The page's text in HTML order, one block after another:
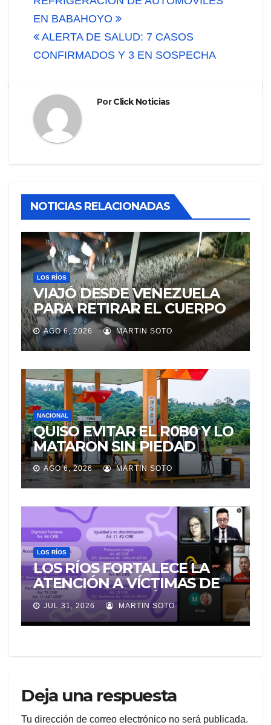
entradas
EN BABAHOYO
ALERTA DE SALUD: 7 CASOS
CONFIRMADOS Y 3 EN SOSPECHA
PorClick Noticias
NOTICIAS RELACIONADAS
LOS RÍOS
VIAJÓ DESDE VENEZUELA
PARA RETIRAR EL CUERPO
DE SU MARIDO QUE
PERMANECIÓ SEIS DÍAS EN
LA MORGUE
AGO 6, 2026 MARTIN SOTO
NACIONAL
QUISO EVITAR EL R0B0 Y LO
MATARON SIN PIEDAD
AGO 6, 2026 MARTIN SOTO
LOS RÍOS
LOS RÍOS FORTALECE LA
ATENCIÓN A VÍCTIMAS DE
VIOLENCIA DE GÉNERO
PARA EVITAR LA
REVICTIMIZACIÓN
JUL 31, 2026 MARTIN SOTO
Deja una respuesta
Tu dirección de correo electrónico no será publicada.